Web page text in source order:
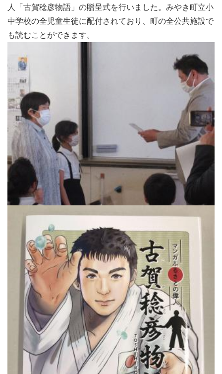
人「古賀稔彦物語」の贈呈式を行いました。みやき町立小
中学校の全児童生徒に配付されており、町の全公共施設で
も読むことができます。